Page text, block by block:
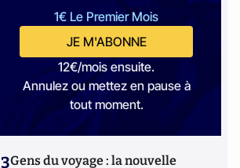
1€ Le Premier Mois
JE M'ABONNE
12€/mois ensuite.
Annulez ou mettez en pause à
tout moment.
3Gens du voyage : la nouvelle